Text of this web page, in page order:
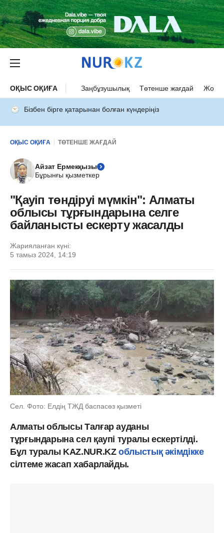
ОҚЫС ОҚИҒА Заңбұзушылық Төтенше жағдай Жол
Бізбен бірге қатарынан болған күндеріңіз
ОҚЫС ОҚИҒА ТӨТЕНШЕ ЖАҒДАЙ
Айзат Ермекқызы
Бұрынғы қызметкер
"Қауіп төндіруі мүмкін": Алматы
облысы тұрғындарына селге
байланысты ескерту жасалды
Жарияланған күні:
5 тамыз 2024, 14:19
Сел. Фото: Елдің ТЖД баспасөз қызметі
Алматы облысы Талғар ауданы
тұрғындарына сел қаупі туралы ескертілді.
Бұл туралы KAZ.NUR.KZоблыстық әкімдікке
сілтеме жасап хабарлайды.